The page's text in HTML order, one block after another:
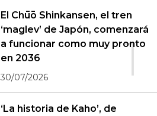
1
El Chūō Shinkansen, el tren
‘maglev’ de Japón, comenzará
a funcionar como muy pronto
en 2036
30/07/2026
‘La historia de Kaho’, de